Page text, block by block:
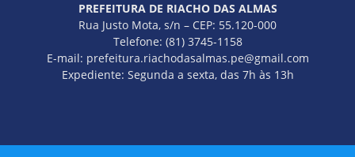
PREFEITURA DE RIACHO DAS ALMAS
Rua Justo Mota, s/n – CEP: 55.120-000
Telefone: (81) 3745-1158
E-mail: prefeitura.riachodasalmas.pe@gmail.com
Expediente: Segunda a sexta, das 7h às 13h